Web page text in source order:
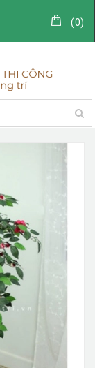
(0)
CÂY GIẢ